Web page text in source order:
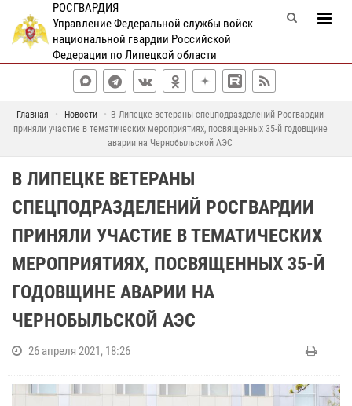
РОСГВАРДИЯ
Управление Федеральной службы войск
национальной гвардии Российской
Федерации по Липецкой области
Главная Новости
В Липецке ветераны спецподразделений Росгвардии
приняли участие в тематических мероприятиях, посвященных 35-й годовщине
аварии на Чернобыльской АЭС
В ЛИПЕЦКЕ ВЕТЕРАНЫ
СПЕЦПОДРАЗДЕЛЕНИЙ РОСГВАРДИИ
ПРИНЯЛИ УЧАСТИЕ В ТЕМАТИЧЕСКИХ
МЕРОПРИЯТИЯХ, ПОСВЯЩЕННЫХ 35-Й
ГОДОВЩИНЕ АВАРИИ НА
ЧЕРНОБЫЛЬСКОЙ АЭС
26 апреля 2021, 18:26